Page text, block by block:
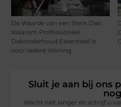
De Waarde van een Sterk Dak:
Waarom Professioneel
Dakonderhoud Essentieel Is
voor Iedere Woning
Sluit je aan bij ons
Wacht niet langer en schrijf u